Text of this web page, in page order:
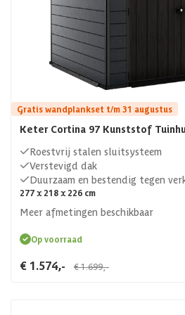
Gratis wandplankset t/m 31 augustus
Keter Cortina 97 Kunststof
Roestvrij stalen sluitsysteem
Verstevigd dak
Duurzaam en bestendig tegen
277 x 218 x 226 cm
Meer afmetingen beschikbaar
Op voorraad
€ 1.574,- € 1.699,-